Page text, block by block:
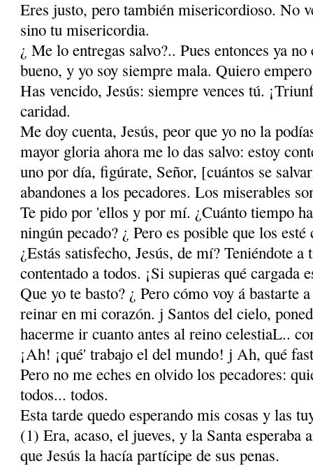
Eres justo, pero también misericordioso. No
sino tu misericordia.
¿ Me lo entregas salvo?.. Pues entonces ya
bueno, y yo soy siempre mala. Quiero
Has vencido, Jesús: siempre vences tú.
caridad.
Me doy cuenta, Jesús, peor que yo no la
mayor gloria ahora me lo das salvo: estoy
uno por día, figúrate, Señor, [cuántos se
abandones a los pecadores. Los miserables
Te pido por 'ellos y por mí. ¿Cuánto tiempo
ningún pecado? ¿ Pero es posible que los
¿Estás satisfecho, Jesús, de mí? Teniéndote a
contentado a todos. ¡Si supieras qué cargada
Que yo te basto? ¿ Pero cómo voy á bastarte
reinar en mi corazón. j Santos del cielo,
hacerme ir cuanto antes al reino celestiaL..
¡Ah! ¡qué' trabajo el del mundo! j Ah, qué
Pero no me eches en olvido los pecadores:
todos... todos.
Esta tarde quedo esperando mis cosas y las
(1) Era, acaso, el jueves, y la Santa esperaba
que Jesús la hacía partícipe de sus penas.